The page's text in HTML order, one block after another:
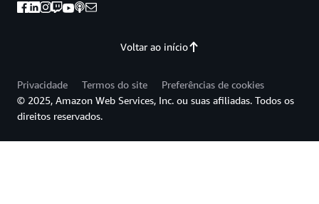
Voltar ao início
Privacidade Termos do site
Preferências de cookies
© 2025, Amazon Web Services, Inc. ou suas afiliadas. Todos os
direitos reservados.